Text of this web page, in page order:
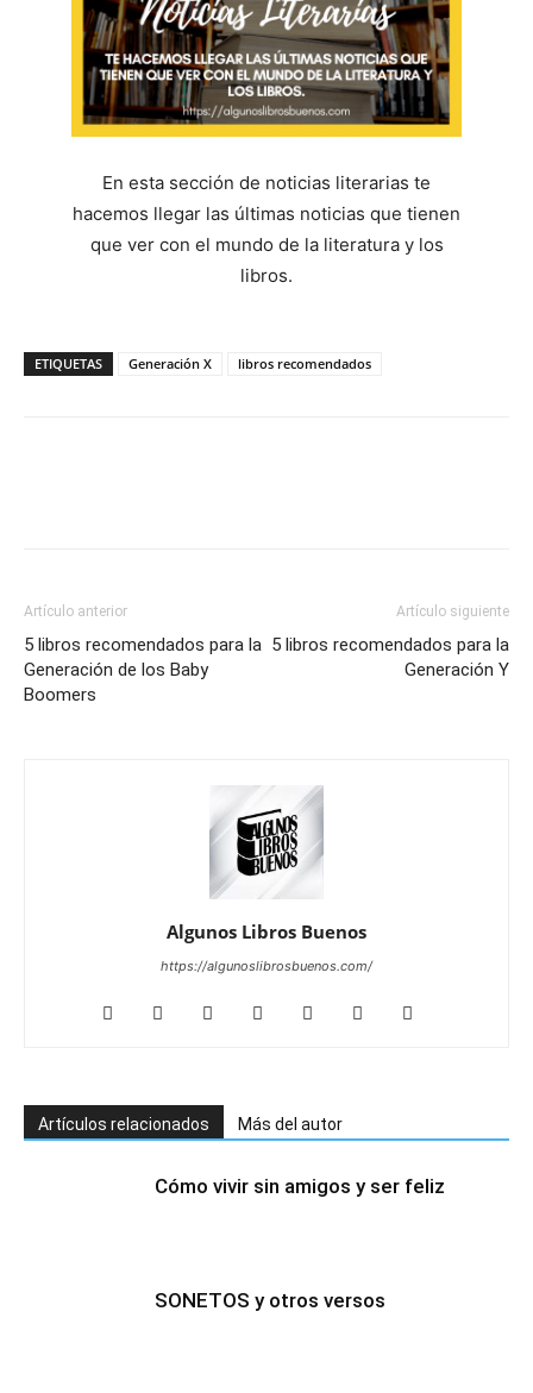
En esta sección de noticias literarias te
hacemos llegar las últimas noticias que tienen
que ver con el mundo de la literatura y los
libros.
ETIQUETAS Generación X libros recomendados
Artículo anterior
5 libros recomendados para la
Generación de los Baby
Boomers
Artículo siguiente
5 libros recomendados para la
Generación Y
Algunos Libros Buenos
https://algunoslibrosbuenos.com/
Artículos relacionados Más del autor
Cómo vivir sin amigos y ser feliz
SONETOS y otros versos